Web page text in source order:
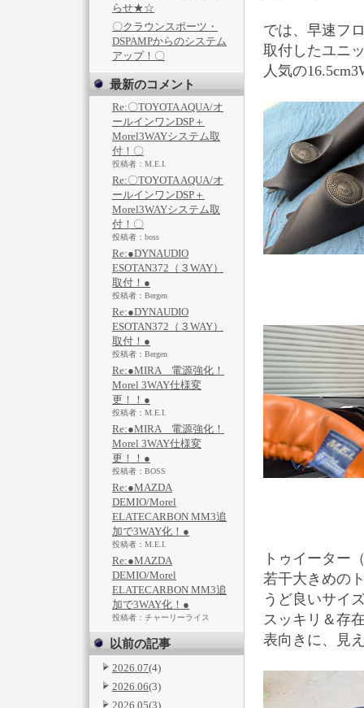
らせ★☆
〇クラウンスポーツ・
DSPAMPからのシステム
アップ！〇
最新のコメント
Re:〇TOYOTA AQUA/オ
ールインワンDSP＋
Morel3WAYシステム取
付！〇
投稿者：M.E.I.
Re:〇TOYOTA AQUA/オ
ールインワンDSP＋
Morel3WAYシステム取
付！〇
投稿者：boss
Re:●DYNAUDIO
ESOTAN372（３WAY）
取付！●
投稿者：Bergen
Re:●DYNAUDIO
ESOTAN372（３WAY）
取付！●
投稿者：Bergen
Re:●MIRA 電源強化！
Morel 3WAY仕様変
更！！●
投稿者：M.E.I.
Re:●MIRA 電源強化！
Morel 3WAY仕様変
更！！●
投稿者：BOSS
Re:●MAZDA
DEMIO/Morel
ELATECARBON MM3追
加で3WAY化！●
投稿者：M.E.I.
Re:●MAZDA
DEMIO/Morel
ELATECARBON MM3追
加で3WAY化！●
投稿者：チャーリーライス
以前の記事
2026.07(4)
2026.06(3)
2026.05(3)
では、早速フ
取付したユニ
人気の
トゥイーター
若干大きめの
うど良いサイ
スッキリ＆存
表向きに、見